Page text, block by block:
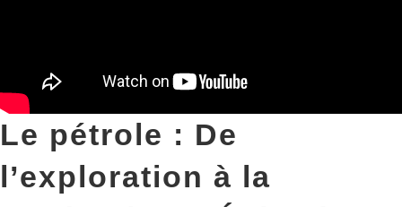
Le pétrole : De
l’exploration à la